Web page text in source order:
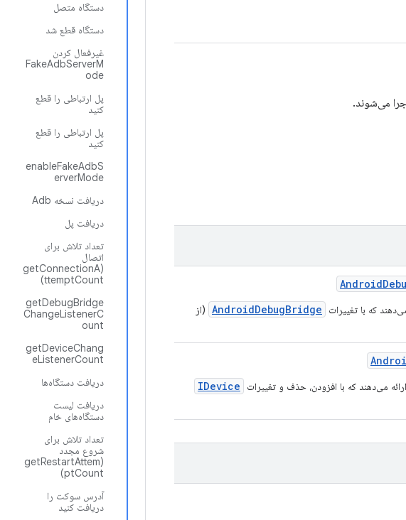
دستگاه متصل
دستگاه قطع شد
غیرفعال کردن
FakeAdbServerM
ode
پل ارتباطی را قطع
کنید
پل ارتباطی را قطع
کنید
enableFakeAdbS
erverMode
دریافت نسخه Adb
دریافت پل
تعداد تلاش برای
اتصال
(getConnectionA
ttemptCount)
getDebugBridge
ChangeListenerC
ount
getDeviceChang
eListenerCount
دریافت دستگاه‌ها
دریافت لیست
دستگاه‌های خام
تعداد تلاش برای
شروع مجدد
(getRestartAttem
ptCount)
آدرس سوکت را
دریافت کنید
می‌شوند.
Android
که با تغییرات AndroidDebugBridge (از
می‌دهند که با افزودن، حذف و تغییرات IDevice